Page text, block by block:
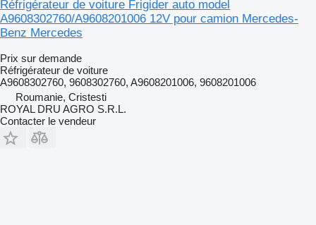
Réfrigérateur de voiture Frigider auto model
A9608302760/A9608201006 12V pour camion Mercedes-
Benz Mercedes
Prix sur demande
Réfrigérateur de voiture
A9608302760, 9608302760, A9608201006, 9608201006
Roumanie, Cristesti
ROYAL DRU AGRO S.R.L.
Contacter le vendeur